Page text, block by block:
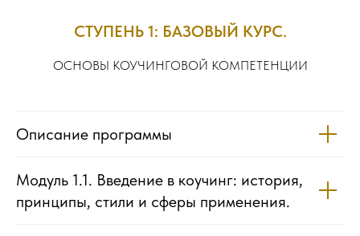
СТУПЕНЬ 1: БАЗОВЫЙ КУРС.
ОСНОВЫ КОУЧИНГОВОЙ КОМПЕТЕНЦИИ
Описание программы
Модуль 1.1. Введение в коучинг: история,
принципы, стили и сферы применения.